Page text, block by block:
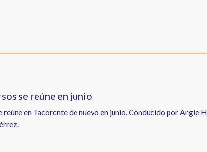
se reúne en junio
reúne en Tacoronte de nuevo en junio. Conducido por